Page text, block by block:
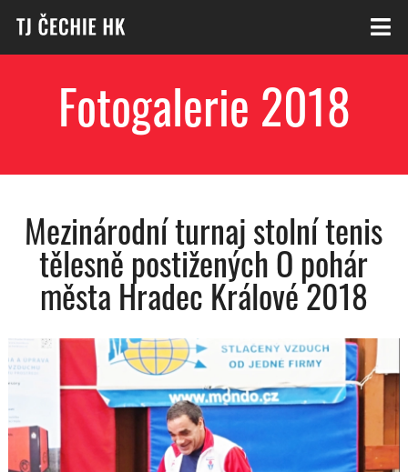
Fotogalerie 2018
Mezinárodní turnaj stolní tenis
tělesně postižených O pohár
města Hradec Králové 2018